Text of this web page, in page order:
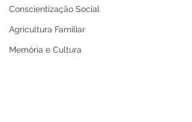
Conscientização Social
Agricultura Familiar
Memória e Cultura